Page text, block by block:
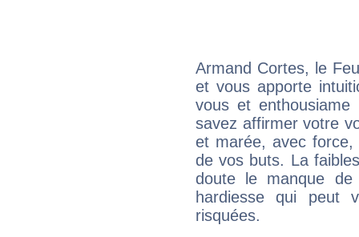
Armand Cortes, le
et vous apporte
vous et
savez affirmer votre
et marée, avec
de vos buts. La
doute le manque
hardiesse qui peut
risquées.